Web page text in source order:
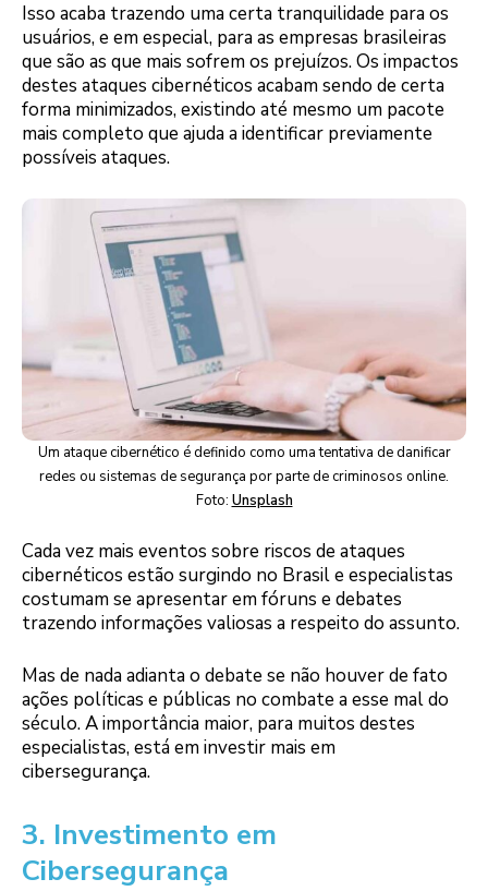
Isso acaba trazendo uma certa tranquilidade para os
usuários, e em especial, para as empresas brasileiras
que são as que mais sofrem os prejuízos. Os impactos
destes ataques cibernéticos acabam sendo de certa
forma minimizados, existindo até mesmo um pacote
mais completo que ajuda a identificar previamente
possíveis ataques.
Um ataque cibernético é definido como uma tentativa de danificar
redes ou sistemas de segurança por parte de criminosos online.
Foto: Unsplash
Cada vez mais eventos sobre riscos de ataques
cibernéticos estão surgindo no Brasil e especialistas
costumam se apresentar em fóruns e debates
trazendo informações valiosas a respeito do assunto.
Mas de nada adianta o debate se não houver de fato
ações políticas e públicas no combate a esse mal do
século. A importância maior, para muitos destes
especialistas, está em investir mais em
cibersegurança.
3. Investimento em
Cibersegurança